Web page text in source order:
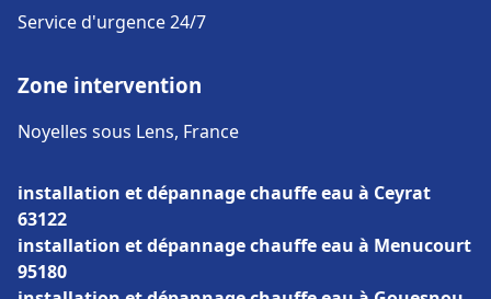
Service d'urgence 24/7
Zone intervention
Noyelles sous Lens, France
installation et dépannage chauffe eau à Ceyrat
63122
installation et dépannage chauffe eau à Menucourt
95180